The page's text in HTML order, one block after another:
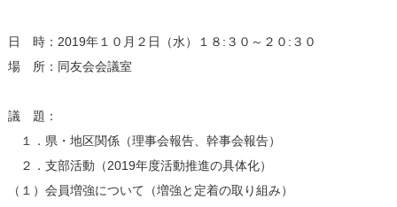
日 時：2019年１０月２日（水）１８:３０～２０:３０
場 所：同友会会議室
議 題：
１．県・地区関係（理事会報告、幹事会報告）
２．支部活動（2019年度活動推進の具体化）
（１）会員増強について（増強と定着の取り組み）